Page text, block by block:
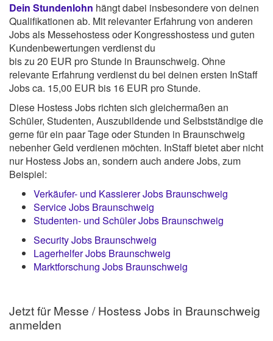
Dein Stundenlohn hängt dabei insbesondere von deinen
Qualifikationen ab. Mit relevanter Erfahrung von anderen
Jobs als Messehostess oder Kongresshostess und guten
Kundenbewertungen verdienst du
bis zu 20 EUR pro Stunde in Braunschweig. Ohne
relevante Erfahrung verdienst du bei deinen ersten InStaff
Jobs ca. 15,00 EUR bis 16 EUR pro Stunde.
Diese Hostess Jobs richten sich gleichermaßen an
Schüler, Studenten, Auszubildende und Selbstständige die
gerne für ein paar Tage oder Stunden in Braunschweig
nebenher Geld verdienen möchten. InStaff bietet aber nicht
nur Hostess Jobs an, sondern auch andere Jobs, zum
Beispiel:
Verkäufer- und Kassierer Jobs Braunschweig
Service Jobs Braunschweig
Studenten- und Schüler Jobs Braunschweig
Security Jobs Braunschweig
Lagerhelfer Jobs Braunschweig
Marktforschung Jobs Braunschweig
Jetzt für Messe / Hostess Jobs in Braunschweig
anmelden